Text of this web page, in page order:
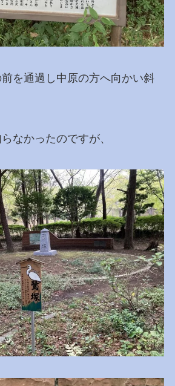
を通過し中原の方へ向かい斜
なかったのですが、